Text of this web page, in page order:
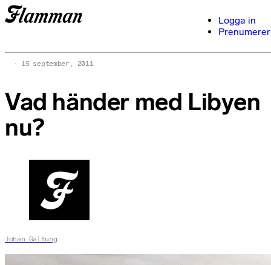
Logga in
15 september, 2011
Vad händer med Libyen
nu?
Johan Galtung